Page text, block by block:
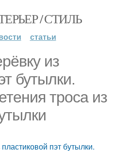
/ СТИЛЬ
статьи
из
бутылки.
троса из
пэт бутылки.